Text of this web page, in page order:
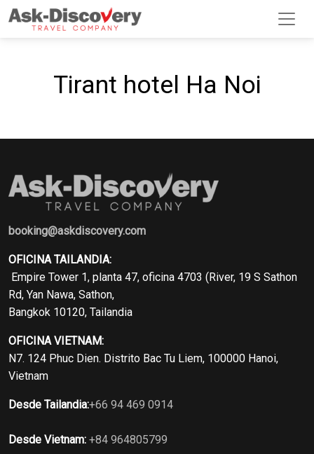
Tirant hotel Ha Noi
booking@askdiscovery.com
OFICINA TAILANDIA:
Empire Tower 1, planta 47, oficina 4703 (River, 19 S Sathon
Rd, Yan Nawa, Sathon,
Bangkok 10120, Tailandia
OFICINA VIETNAM:
N7. 124 Phuc Dien. Distrito Bac Tu Liem, 100000 Hanoi,
Vietnam
Desde Tailandia:+66 94 469 0914
Desde Vietnam: +84 964805799